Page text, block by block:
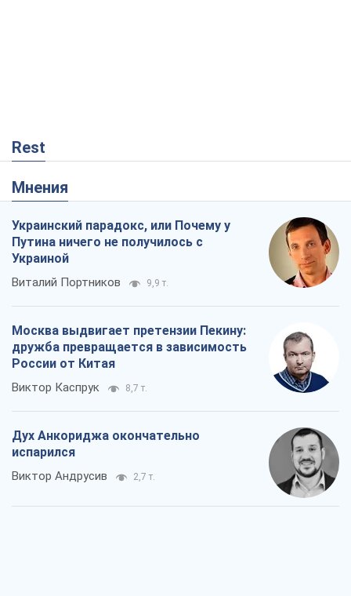
Rest
Мнения
Украинский парадокс, или Почему у
Путина ничего не получилось с
Украиной
Виталий Портников 9,9 т.
Москва выдвигает претензии Пекину:
дружба превращается в зависимость
России от Китая
Виктор Каспрук 8,7 т.
Дух Анкориджа окончательно
испарился
Виктор Андрусив 2,7 т.